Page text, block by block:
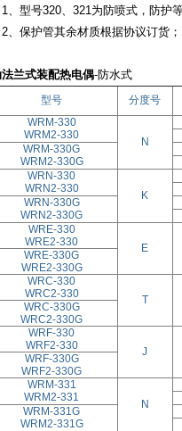
、型号320、321为防喷式，防护
保护管其余材质根据协议订货；
兰式装配热电偶-防水式
型号
分度号
WRM-330
WRM2-330
N
WRM-330G
WRM2-330G
WRN-330
WRN2-330
K
WRN-330G
WRN2-330G
WRE-330
WRE2-330
E
WRE-330G
WRE2-330G
WRC-330
WRC2-330
T
WRC-330G
WRC2-330G
WRF-330
WRF2-330
J
WRF-330G
WRF2-330G
WRM-331
WRM2-331
N
WRM-331G
WRM2-331G